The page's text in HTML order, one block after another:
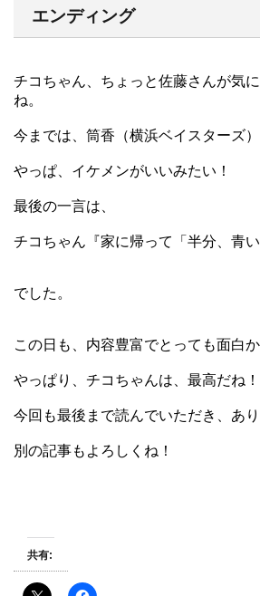
エンディング
チコちゃん、ちょっと佐藤さんが気
ね。
今までは、筒香（横浜ベイスターズ）
やっぱ、イケメンがいいみたい！
最後の一言は、
チコちゃん『家に帰って「半分、青
でした。
この日も、内容豊富でとっても面白か
やっぱり、チコちゃんは、最高だね！
今回も最後まで読んでいただき、あ
別の記事もよろしくね！
共有: